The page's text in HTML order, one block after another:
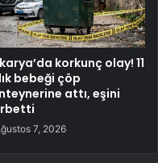
korkunç olay! 11
bebeği çöp
attı, eşini
7, 2026